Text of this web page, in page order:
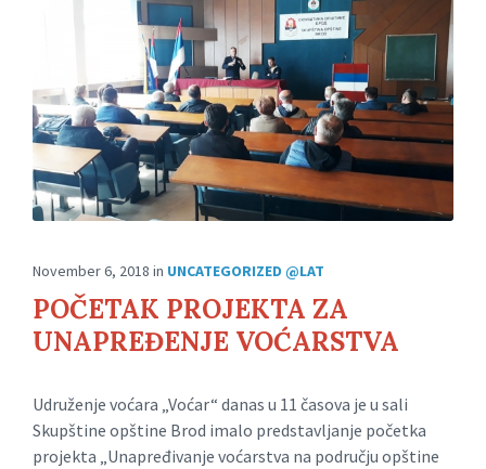
November 6, 2018 in UNCATEGORIZED @LAT
POČETAK PROJEKTA ZA
UNAPREĐENJE VOĆARSTVA
Udruženje voćara „Voćar“ danas u 11 časova je u sali
Skupštine opštine Brod imalo predstavljanje početka
projekta „Unapređivanje voćarstva na području opštine